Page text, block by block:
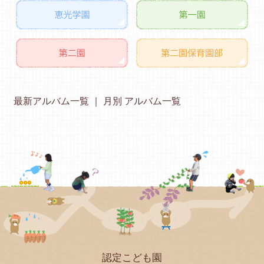
最新アルバム一覧 月別 アルバム一覧
認定こども園